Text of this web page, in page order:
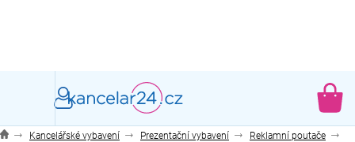
Kancelářské vybavení Prezentační vybavení
Reklamní poutače